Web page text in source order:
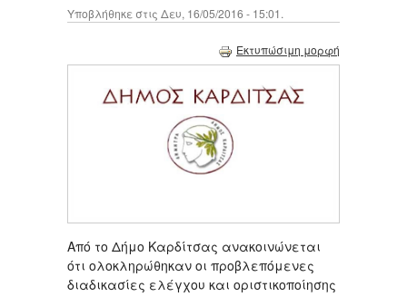
Υποβλήθηκε στις Δευ, 16/05/2016 - 15:01.
Εκτυπώσιμη μορφή
Από το Δήμο Καρδίτσας ανακοινώνεται
ότι ολοκληρώθηκαν οι προβλεπόμενες
διαδικασίες ελέγχου και οριστικοποίησης